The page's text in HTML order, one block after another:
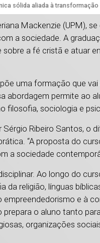
sólida aliada à transformação
Mackenzie (UPM),
a sociedade. A
a fé cristã e atuar
uma formação que
abordagem permite ao
filosofia, sociologia e
Ribeiro Santos, o
“A proposta do
a sociedade
Ao longo do
da religião, línguas
e à
o aluno tanto
organizações